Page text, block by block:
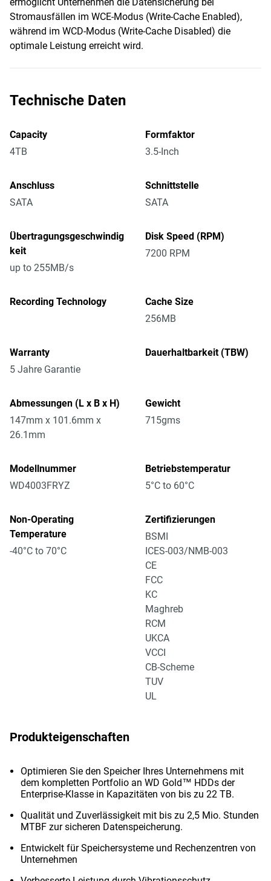
Stromausfällen im WCE-Modus (Write-Cache Enabled),
während im WCD-Modus (Write-Cache Disabled) die
optimale Leistung erreicht wird.
Technische Daten
Capacity
4TB
Formfaktor
3.5-Inch
Anschluss
SATA
Schnittstelle
SATA
Übertragungsgeschwindig
keit
up to 255MB/s
Disk Speed (RPM)
7200 RPM
Recording Technology
Cache Size
256MB
Warranty
5 Jahre Garantie
Dauerhaltbarkeit (TBW)
Abmessungen (L x B x H)
147mm x 101.6mm x
26.1mm
Gewicht
715gms
Modellnummer
WD4003FRYZ
Betriebstemperatur
5°C to 60°C
Non-Operating
Temperature
-40°C to 70°C
Zertifizierungen
BSMI
ICES-003/NMB-003
CE
FCC
KC
Maghreb
RCM
UKCA
VCCI
CB-Scheme
TUV
UL
Produkteigenschaften
Optimieren Sie den Speicher Ihres Unternehmens mit
dem kompletten Portfolio an WD Gold™ HDDs der
Enterprise-Klasse in Kapazitäten von bis zu 22 TB.
Qualität und Zuverlässigkeit mit bis zu 2,5 Mio. Stunden
MTBF zur sicheren Datenspeicherung.
Entwickelt für Speichersysteme und Rechenzentren von
Unternehmen